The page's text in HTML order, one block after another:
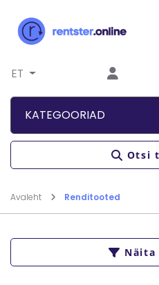
ET
KATEGOORIAD
Otsi
Avaleht Renditooted